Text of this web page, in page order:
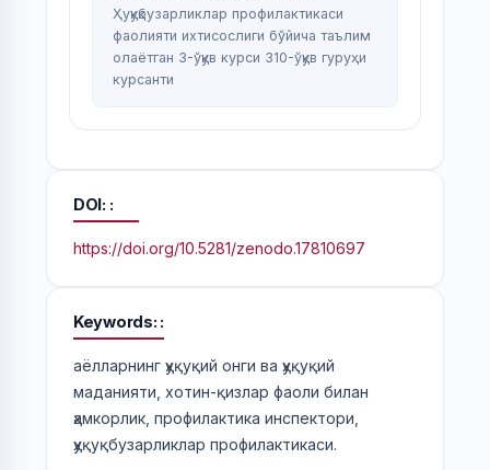
Ҳуқуқбузарликлар профилактикаси
фаолияти ихтисослиги бўйича таълим
олаётган 3-ўқув курси 310-ўқув гуруҳи
курсанти
DOI:
https://doi.org/10.5281/zenodo.17810697
Keywords:
аёлларнинг ҳуқуқий онги ва ҳуқуқий
маданияти, хотин-қизлар фаоли билан
ҳамкорлик, профилактика инспектори,
ҳуқуқбузарликлар профилактикаси.